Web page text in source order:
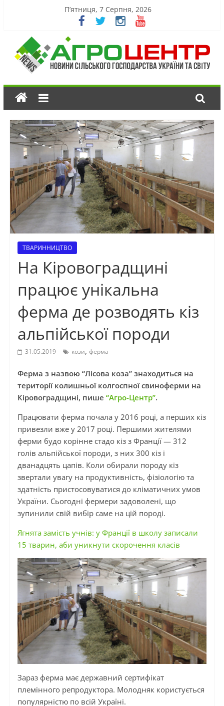
П’ятниця, 7 Серпня, 2026
ТВАРИННИЦТВО
На Кіровоградщині
працює унікальна
ферма де розводять кіз
альпійської породи
31.05.2019 кози, ферма
Ферма з назвою “Лісова коза” знаходиться на
території колишньої колгоспної свиноферми на
Кіровоградщині, пише “Агро-Центр”.
Працювати ферма почала у 2016 році, а перших кіз
привезли вже у 2017 році. Першими жителями
ферми будо корінне стадо кіз з Франції — 312
голів альпійської породи, з них 300 кіз і
дванадцять цапів. Коли обирали породу кіз
звертали увагу на продуктивність, фізіологію та
здатність пристосовуватися до кліматичних умов
України. Сьогодні фермери задоволені, що
зупинили свій вибір саме на цій породі.
Ягнята замість учнів: у Франції в школу записали
15 тварин, аби уникнути скорочення класів
Зараз ферма має державний сертифікат
племінного репродуктора. Молодняк користується
популярністю по всій Україні.